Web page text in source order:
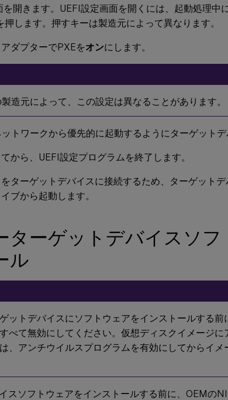
を開きます。UEFI設定画面を開くには、起動処理中
押します。押すキーは製造元によって異なります。
ダプターでPXEをオンにします。
造元によって、この設定は異なることがあります。
トワークから優先的に起動するようにターゲットデ
から、UEFI設定プログラムを終了します。
ターゲットデバイスに接続するため、ターゲット
ブから起動します。
ターゲットデバイスソフ
ル
ットデバイスにソフトウェアをインストールする
べて無効にしてください。仮想ディスクイメージに
、アンチウイルスプログラムを有効にしてからイ
スソフトウェアをインストールする前に、OEMの